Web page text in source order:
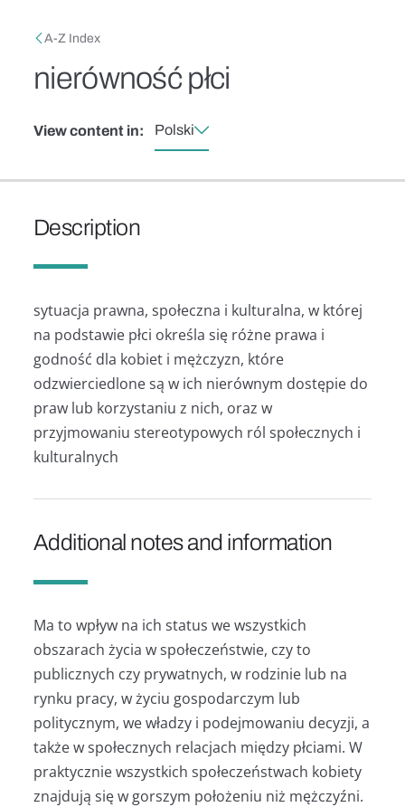
Breadcrumb
A-Z Index
nierówność płci
View content in: Polski
Description
sytuacja prawna, społeczna i kulturalna, w której
na podstawie płci określa się różne prawa i
godność dla kobiet i mężczyzn, które
odzwierciedlone są w ich nierównym dostępie do
praw lub korzystaniu z nich, oraz w
przyjmowaniu stereotypowych ról społecznych i
kulturalnych
Additional notes and information
Ma to wpływ na ich status we wszystkich
obszarach życia w społeczeństwie, czy to
publicznych czy prywatnych, w rodzinie lub na
rynku pracy, w życiu gospodarczym lub
politycznym, we władzy i podejmowaniu decyzji, a
także w społecznych relacjach między płciami. W
praktycznie wszystkich społeczeństwach kobiety
znajdują się w gorszym położeniu niż mężczyźni.